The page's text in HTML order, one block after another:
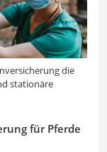
die
stationäre
für Pferde